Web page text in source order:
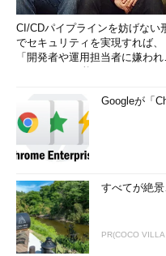
CI/CDパイプラインを妨げない
でセキュリティを実現すれば、
「開発者や運用担当者に嫌われ
Googleが「
すべてが絶
PR(COCO